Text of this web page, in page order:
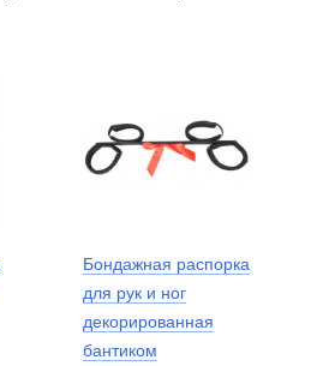
Бондажная распорка
для рук и ног
декорированная
бантиком